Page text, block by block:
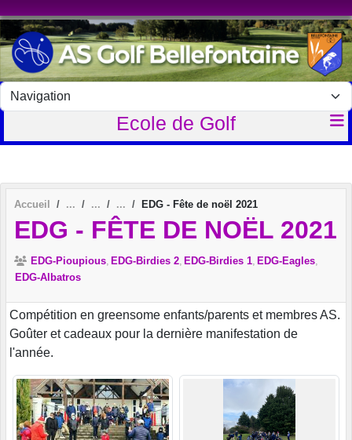
Ecole de Golf
Accueil EDG - Fête de noël 2021
EDG - FÊTE DE NOËL 2021
EDG-Pioupious EDG-Birdies 2 EDG-Birdies 1 EDG-Eagles
EDG-Albatros
Compétition en greensome enfants/parents et membres AS.
Goûter et cadeaux pour la dernière manifestation de
l'année.